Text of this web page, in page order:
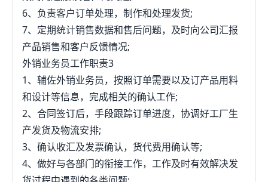
6、负责客户订单处理，制作和处理发货;
7、定期统计销售数据和售后问题，及时向公司汇报
产品销售和客户反馈情况;
外销业务员工作职责3
1、辅佐外销业务员，按照订单需要以及订产品用料
和设计等信息，完成相关的确认工作;
2、合同签订后，手段跟踪订单进度，协调好工厂生
产发货及物流安排;
3、确认收汇及发票确认，货代费用确认等;
4、做好与各部门的衔接工作，工作及时有效解决发